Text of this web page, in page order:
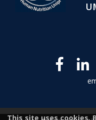
This site uses cookies.